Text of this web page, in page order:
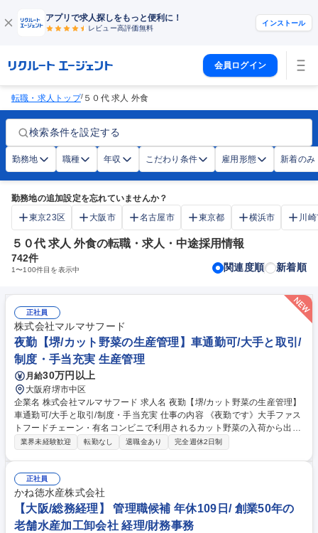
アプリで求人探しをもっと便利に！
レビュー高評価無料
インストール
会員ログイン
転職・求人トップ/ ５０代 求人 外食
検索条件を設定する
勤務地 職種 年収 こだわり条件 雇用形態 新着のみ
勤務地の追加設定を忘れていませんか？
東京23区
大阪市 名古屋市 東京都 横浜市 川
５０代 求人 外食の転職・求人・中途採用情報
742件
1〜100件目を表示中 関連度順 新着順
正社員
株式会社マルマサフード
夜勤【堺/カット野菜の生産管理】車通勤可/大手と取引/
制度・手当充実 生産管理
月給30万円以上
大阪府堺市中区
企業名 株式会社マルマサフード 求人名 夜勤【堺/カット野菜の生産管理】
車通勤可/大手と取引/制度・手当充実 仕事の内容 《夜勤です》大手ファス
トフードチェーン・有名コンビニで利用されるカット野菜の入荷から出荷
までの製造ラインに入り込み、人やモノの動きを管理する業務が主なお仕
取り・調整：進捗状況に応じた調整、配置の指示 ■翌日に向けた進捗確
認、試運転 ■事務作業：帳票まとめ、データ入力、日報作成、生産計画の
見直し 募集職種 夜勤【堺/カット野菜の生産管理】車通勤可/大手と取引/制
度・手当充実
業界未経験歓迎 転勤なし 退職金あり 完全週休2日制
正社員
かね徳水産株式会社
【大阪/総務経理】 管理職候補 年休109日/ 創業50年の
老舗水産加工卸会社 経理/財務事務